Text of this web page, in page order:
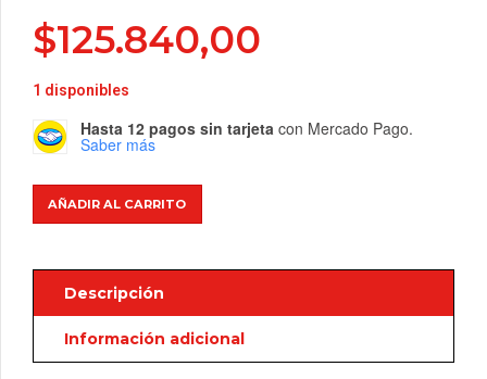
$125.840,00
1 disponibles
Hasta 12 pagos sin tarjeta con Mercado Pago.
Saber más
Peugeot
(Diesel
Pick-
AÑADIR AL CARRITO
Descripción
Información adicional